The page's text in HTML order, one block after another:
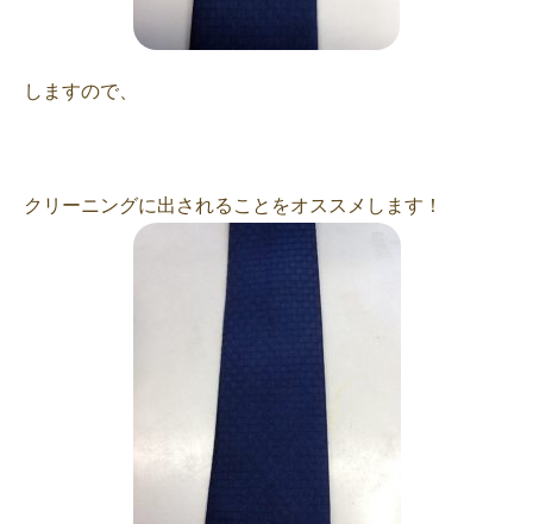
しますので、
クリーニングに出されることをオススメします！